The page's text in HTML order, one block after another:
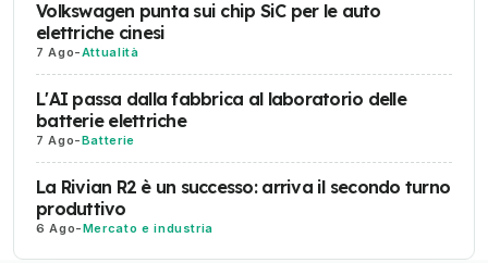
Volkswagen punta sui chip SiC per le auto
elettriche cinesi
7 Ago-Attualità
L'AI passa dalla fabbrica al laboratorio delle
batterie elettriche
7 Ago-Batterie
La Rivian R2 è un successo: arriva il secondo turno
produttivo
6 Ago-Mercato e industria